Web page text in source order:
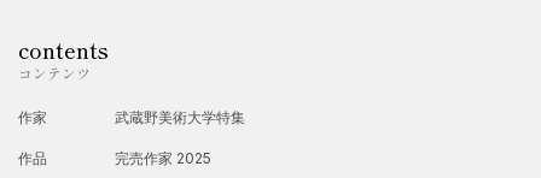
に掲載
9 月:高島屋立川店 3F に展示販売会実施
10 月:東急百貨店渋谷本店展示会 B1 にて展示販売会を実施
10 月:経済産業新聞にものづくりとして掲載。
contents
コンテンツ
作家
作品
武蔵野美術大学特集
完売作家 2025